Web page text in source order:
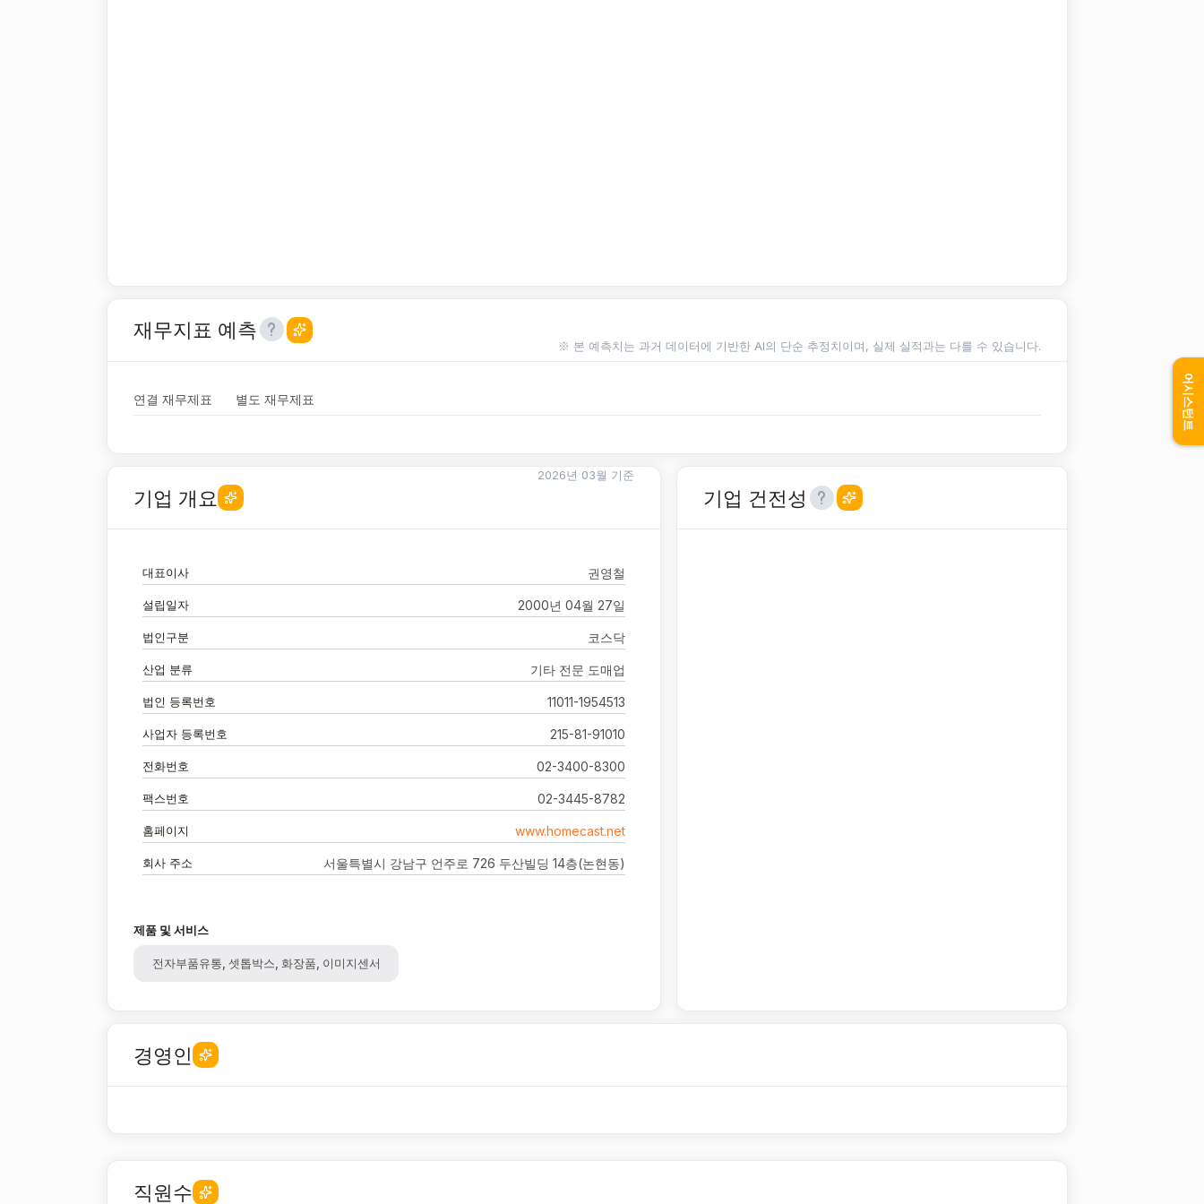
재무지표 예측
※ 본 예측치는 과거 데이터에 기반한 AI의 단순 추정치이며, 실제 실적과는 다를 수 있습니다.
연결 재무제표 별도 재무제표
기업 개요
2026년 03월 기준
대표이사 권영철
설립일자 2000년 04월 27일
법인구분 코스닥
산업 분류 기타 전문 도매업
법인 등록번호 11011-1954513
사업자 등록번호 215-81-91010
전화번호 02-3400-8300
팩스번호 02-3445-8782
홈페이지 www.homecast.net
회사 주소 서울특별시 강남구 언주로 726 두산빌딩 14층(논현동)
제품 및 서비스
전자부품유통, 셋톱박스, 화장품, 이미지센서
기업 건전성
경영인
직원수
어시스턴트